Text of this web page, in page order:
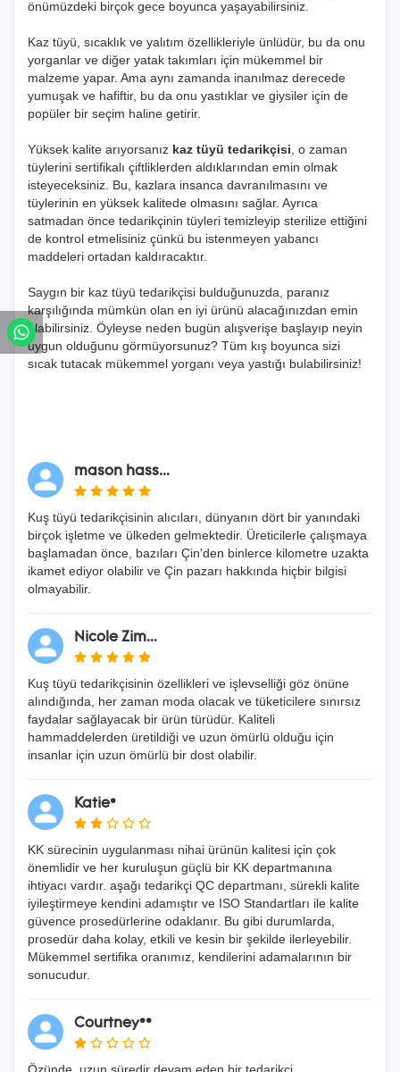
önümüzdeki birçok gece boyunca yaşayabilirsiniz.
Kaz tüyü, sıcaklık ve yalıtım özellikleriyle ünlüdür, bu da onu
yorganlar ve diğer yatak takımları için mükemmel bir
malzeme yapar. Ama aynı zamanda inanılmaz derecede
yumuşak ve hafiftir, bu da onu yastıklar ve giysiler için de
popüler bir seçim haline getirir.
Yüksek kalite arıyorsanız kaz tüyü tedarikçisi , o zaman
tüylerini sertifikalı çiftliklerden aldıklarından emin olmak
isteyeceksiniz. Bu, kazlara insanca davranılmasını ve
tüylerinin en yüksek kalitede olmasını sağlar. Ayrıca
satmadan önce tedarikçinin tüyleri temizleyip sterilize ettiğini
de kontrol etmelisiniz çünkü bu istenmeyen yabancı
maddeleri ortadan kaldıracaktır.
Saygın bir kaz tüyü tedarikçisi bulduğunuzda, paranız
karşılığında mümkün olan en iyi ürünü alacağınızdan emin
olabilirsiniz. Öyleyse neden bugün alışverişe başlayıp neyin
uygun olduğunu görmüyorsunuz? Tüm kış boyunca sizi
sıcak tutacak mükemmel yorganı veya yastığı bulabilirsiniz!
mason hass...
Kuş tüyü tedarikçisinin alıcıları, dünyanın dört bir yanındaki
birçok işletme ve ülkeden gelmektedir. Üreticilerle çalışmaya
başlamadan önce, bazıları Çin'den binlerce kilometre uzakta
ikamet ediyor olabilir ve Çin pazarı hakkında hiçbir bilgisi
olmayabilir.
Nicole Zim...
Kuş tüyü tedarikçisinin özellikleri ve işlevselliği göz önüne
alındığında, her zaman moda olacak ve tüketicilere sınırsız
faydalar sağlayacak bir ürün türüdür. Kaliteli
hammaddelerden üretildiği ve uzun ömürlü olduğu için
insanlar için uzun ömürlü bir dost olabilir.
Katie*
KK sürecinin uygulanması nihai ürünün kalitesi için çok
önemlidir ve her kuruluşun güçlü bir KK departmanına
ihtiyacı vardır. aşağı tedarikçi QC departmanı, sürekli kalite
iyileştirmeye kendini adamıştır ve ISO Standartları ile kalite
güvence prosedürlerine odaklanır. Bu gibi durumlarda,
prosedür daha kolay, etkili ve kesin bir şekilde ilerleyebilir.
Mükemmel sertifika oranımız, kendilerini adamalarının bir
sonucudur.
Courtney**